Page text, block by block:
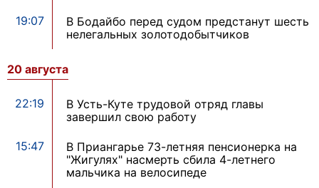
19:07
В Бодайбо перед судом предстанут шесть
нелегальных золотодобытчиков
20 августа
22:19
В Усть-Куте трудовой отряд главы
завершил свою работу
15:47
В Приангарье 73-летняя пенсионерка на
"Жигулях" насмерть сбила 4-летнего
мальчика на велосипеде